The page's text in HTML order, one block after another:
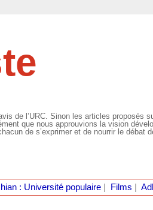
de l’URC. Sinon les articles proposés
que nous approuvions la vision
de s’exprimer et de nourrir le débat
: Université populaire| Films